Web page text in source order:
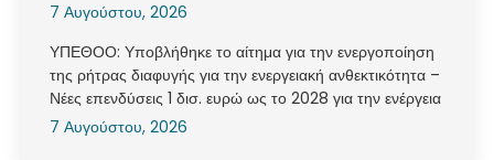
7 Αυγούστου, 2026
ΥΠΕΘΟΟ: Υποβλήθηκε το αίτημα για την ενεργοποίηση
της ρήτρας διαφυγής για την ενεργειακή ανθεκτικότητα –
Νέες επενδύσεις 1 δισ. ευρώ ως το 2028 για την ενέργεια
7 Αυγούστου, 2026